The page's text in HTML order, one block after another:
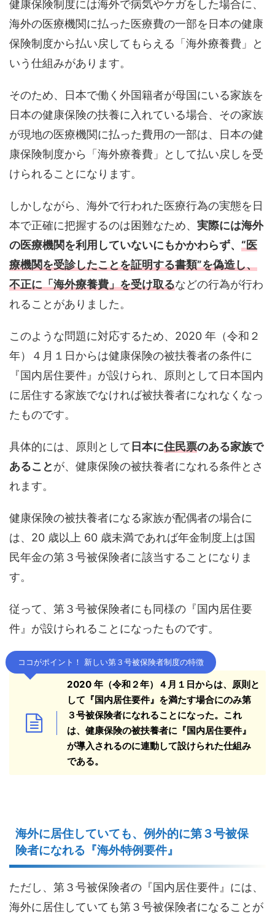
健康保険制度には海外で病気やケガをした場合に、
海外の医療機関に払った医療費の一部を日本の健康
保険制度から払い戻してもらえる「海外療養費」と
いう仕組みがあります。
そのため、日本で働く外国籍者が母国にいる家族を
日本の健康保険の扶養に入れている場合、その家族
が現地の医療機関に払った費用の一部は、日本の健
康保険制度から「海外療養費」として払い戻しを受
けられることになります。
しかしながら、海外で行われた医療行為の実態を日
本で正確に把握するのは困難なため、 実際には海外
の医療機関を利用していないにもかかわらず、 “医
療機関を受診したことを証明する書類”を偽造し、
不正に「海外療養費」を受け取るなどの行為が行わ
れることがありました。
このような問題に対応するため、2020 年（令和２
年）４月１日からは健康保険の被扶養者の条件に
『国内居住要件』が設けられ、原則として日本国内
に居住する家族でなければ被扶養者になれなくなっ
たものです。
具体的には、原則として 日本に住民票のある家族で
あることが、健康保険の被扶養者になれる条件とさ
れます。
健康保険の被扶養者になる家族が配偶者の場合に
は、20 歳以上 60 歳未満であれば年金制度上は国
民年金の第３号被保険者に該当することになりま
す。
従って、第３号被保険者にも同様の『国内居住要
件』が設けられることになったものです。
ココがポイント！ 新しい第３号被保険者制度の特徴
2020 年（令和２年）４月１日からは、原則と
して『国内居住要件』を満たす場合にのみ第
３号被保険者になれることになった。これ
は、健康保険の被扶養者に『国内居住要件』
が導入されるのに連動して設けられた仕組み
である。
海外に居住していても、例外的に第３号被保
険者になれる『海外特例要件』
ただし、第３号被保険者の『国内居住要件』には、
海外に居住していても第３号被保険者になることが